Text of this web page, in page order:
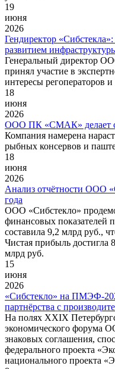
19
июня
2026
Гендиректор
развитием
Генеральный директор
принял участие в
интересы регоператоров
18
июня
2026
ООО ПК «СМАК» делает
Компания намерена
рыбных консервов и
18
июня
2026
Анализ отчётности ООО
года
ООО «Сибстекло»
финансовых показателей
составила 9,2 млрд руб.,
Чистая прибыль
млрд руб.
15
июня
2026
«Сибстекло» на ПМЭФ-
партнёрства с
На полях XXIX
экономического форума
знаковых соглашения,
федерального проекта
национального проекта